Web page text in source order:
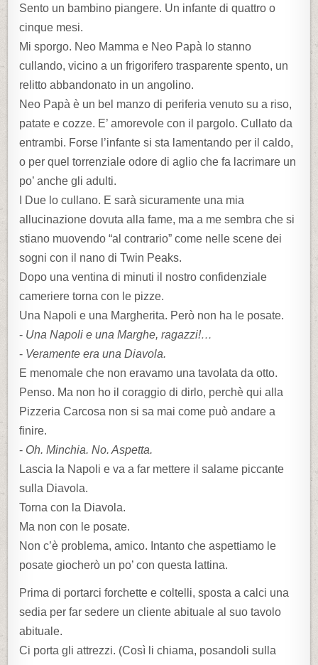
Sento un bambino piangere. Un infante di quattro o
cinque mesi.
Mi sporgo. Neo Mamma e Neo Papà lo stanno
cullando, vicino a un frigorifero trasparente spento, un
relitto abbandonato in un angolino.
Neo Papà è un bel manzo di periferia venuto su a riso,
patate e cozze. E’ amorevole con il pargolo. Cullato da
entrambi. Forse l’infante si sta lamentando per il caldo,
o per quel torrenziale odore di aglio che fa lacrimare un
po’ anche gli adulti.
I Due lo cullano. E sarà sicuramente una mia
allucinazione dovuta alla fame, ma a me sembra che si
stiano muovendo “al contrario” come nelle scene dei
sogni con il nano di Twin Peaks.
Dopo una ventina di minuti il nostro confidenziale
cameriere torna con le pizze.
Una Napoli e una Margherita. Però non ha le posate.
- Una Napoli e una Marghe, ragazzi!…
- Veramente era una Diavola.
E menomale che non eravamo una tavolata da otto.
Penso. Ma non ho il coraggio di dirlo, perchè qui alla
Pizzeria Carcosa non si sa mai come può andare a
finire.
- Oh. Minchia. No. Aspetta.
Lascia la Napoli e va a far mettere il salame piccante
sulla Diavola.
Torna con la Diavola.
Ma non con le posate.
Non c’è problema, amico. Intanto che aspettiamo le
posate giocherò un po’ con questa lattina.
Prima di portarci forchette e coltelli, sposta a calci una
sedia per far sedere un cliente abituale al suo tavolo
abituale.
Ci porta gli attrezzi. (Così li chiama, posandoli sulla